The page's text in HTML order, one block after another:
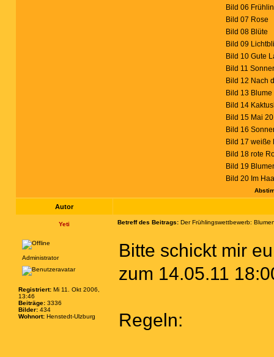
Bild 06
Bild 07 Rose
Bild 08 Blüte
Bild 09
Bild 10 Gute
Bild 11
Bild 12 Nach
Bild 13 Blume
Bild 14
Bild 15 Mai
Bild 16
Bild 17 weiße
Bild 18 rote
Bild 19
Bild 20 Im
Autor
Yeti Betreff des Beitrags: Der Frühlingswettbewerb:
Administrator
Registriert: Mi 11. Okt 2006,
13:46
Beiträge: 3336
Bilder: 434
Wohnort: Henstedt-Ulzburg
Bitte schickt mir
zum 14.05.11
Regeln: